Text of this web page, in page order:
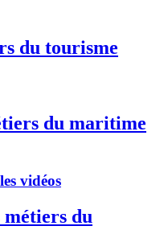
du tourisme
du maritime
vidéos
du